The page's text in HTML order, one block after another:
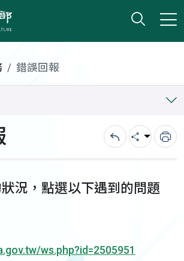
打開
小版
錯誤回報
回上一頁
分享 列
況，點選以下遇到的問題
ws.php?id=2505951